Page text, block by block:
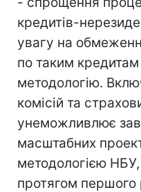
кредитів-
увагу на
по таким кредитам
методологію.
комісій та
унеможливлює
масштабних
методологією
протягом першого